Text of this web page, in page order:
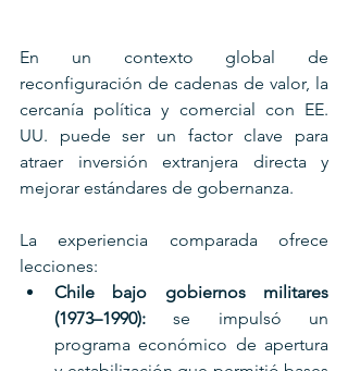
En un contexto global de
reconfiguración de cadenas de valor, la
cercanía política y comercial con EE.
UU. puede ser un factor clave para
atraer inversión extranjera directa y
mejorar estándares de gobernanza.
La experiencia comparada ofrece
lecciones:
Chile bajo gobiernos militares
(1973–1990): se impulsó un
programa económico de apertura